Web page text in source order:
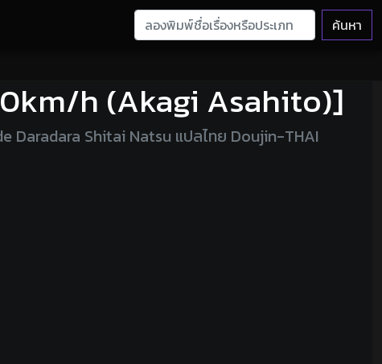
ค้นหา
h (Akagi Asahito)]
Daradara Shitai Natsu แปลไทย Doujin-THAI